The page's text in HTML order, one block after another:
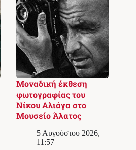
Μοναδική έκθεση
φωτογραφίας του
Νίκου Αλιάγα στο
Μουσείο Άλατος
5 Αυγούστου 2026,
11:57